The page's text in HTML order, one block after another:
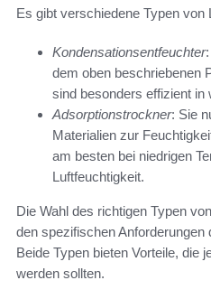
Es gibt verschiedene Typen von
Kondensationsentfeuchter
dem oben beschriebenen
sind besonders effizient in
Adsorptionstrockner: Sie
Materialien zur
am besten bei niedrigen
Luftfeuchtigkeit.
Die Wahl des richtigen Typen
den spezifischen Anforderungen
Beide Typen bieten Vorteile, die
werden sollten.